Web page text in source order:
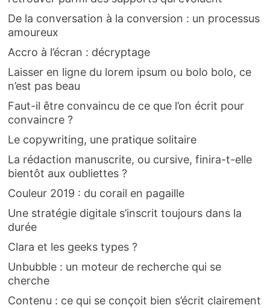
De la conversation à la conversion : un processus
amoureux
Accro à l’écran : décryptage
Laisser en ligne du lorem ipsum ou bolo bolo, ce
n’est pas beau
Faut-il être convaincu de ce que l’on écrit pour
convaincre ?
Le copywriting, une pratique solitaire
La rédaction manuscrite, ou cursive, finira-t-elle
bientôt aux oubliettes ?
Couleur 2019 : du corail en pagaille
Une stratégie digitale s’inscrit toujours dans la
durée
Clara et les geeks types ?
Unbubble : un moteur de recherche qui se
cherche
Contenu : ce qui se conçoit bien s’écrit clairement